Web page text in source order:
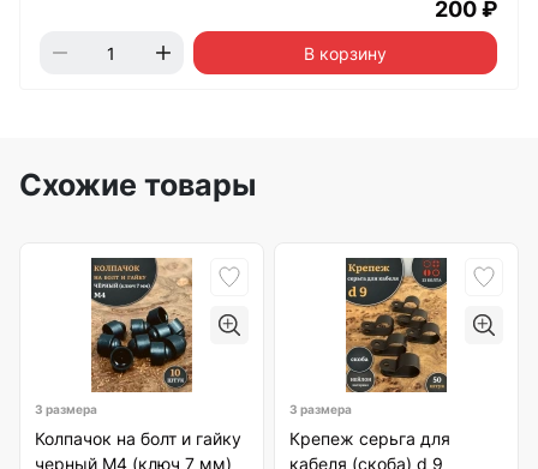
200 ₽
В корзину
Схожие товары
3 размера
Колпачок на болт и гайку
черный M4 (ключ 7 мм)
3 размера
Крепеж серьга для
кабеля (скоба) d 9